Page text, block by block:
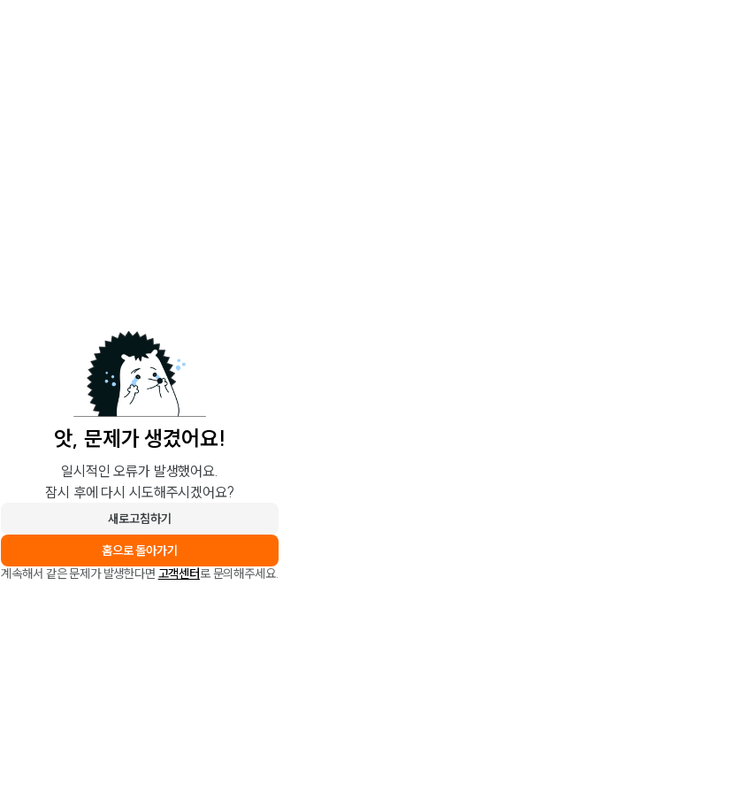
앗, 문제가 생겼어요!
일시적인 오류가 발생했어요.
잠시 후에 다시 시도해주시겠어요?
새로고침하기
홈으로 돌아가기
계속해서 같은 문제가 발생한다면 고객센터로 문의해주세요.